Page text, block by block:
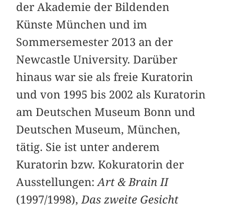
der Akademie der Bildenden
Künste München und im
Sommersemester 2013 an der
Newcastle University. Darüber
hinaus war sie als freie Kuratorin
und von 1995 bis 2002 als Kuratorin
am Deutschen Museum Bonn und
Deutschen Museum, München,
tätig. Sie ist unter anderem
Kuratorin bzw. Kokuratorin der
Ausstellungen:Art & Brain II
(1997/1998), Das zweite Gesicht